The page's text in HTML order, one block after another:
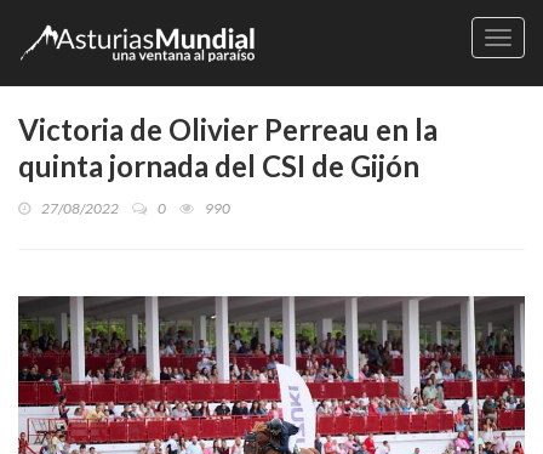
Victoria de Olivier Perreau en la
quinta jornada del CSI de Gijón
27/08/2022 0 990